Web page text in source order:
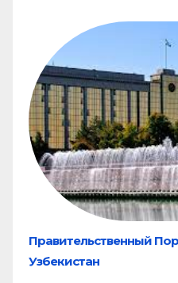
Правительственный
Узбекистан